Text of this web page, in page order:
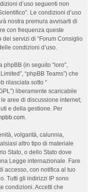
d’uso seguenti non
Le condizioni d’uso
nostra premura avvisarti di
con frequenza queste
servizi di “Forum Consiglio
condizioni d’uso.
phpBB (in seguito “loro”,
“phpBB Teams”) che
rilasciata sotto “
liberamente scaricabile
aree di discussione internet;
e della gestione. Per
.
volgarità, calunnia,
altro tipo di materiale
Stato, o dello Stato dove
Legge internazionale. Fare
accesso, con notifica al tuo
Tutti gli indirizzi IP sono
condizioni. Accetti che